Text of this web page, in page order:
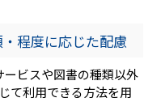
程度に応じた配慮
ビスや図書の種類以外
て利用できる方法を用